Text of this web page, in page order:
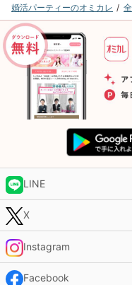
婚活パーティーのオミカレ
LINE
X
Instagram
Facebook